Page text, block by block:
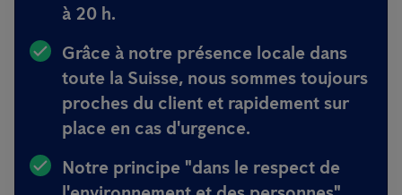
à 20 h.
Grâce à notre présence locale dans
toute la Suisse, nous sommes toujours
proches du client et rapidement sur
place en cas d'urgence.
Notre principe "dans le respect de